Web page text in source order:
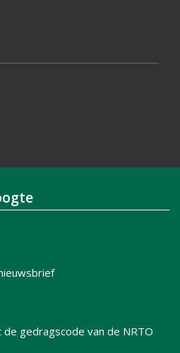
gedragscode van de NRTO